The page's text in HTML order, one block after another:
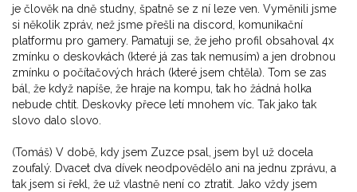
je člověk na dně studny, špatně se z ní leze ven. Vyměnili jsme
si několik zpráv, než jsme přešli na discord, komunikační
platformu pro gamery. Pamatuji se, že jeho profil obsahoval 4x
zmínku o deskovkách (které já zas tak nemusím) a jen drobnou
zmínku o počítačových hrách (které jsem chtěla). Tom se zas
bál, že když napíše, že hraje na kompu, tak ho žádná holka
nebude chtít. Deskovky přece letí mnohem víc. Tak jako tak
slovo dalo slovo.
(Tomáš) V době, kdy jsem Zuzce psal, jsem byl už docela
zoufalý. Dvacet dva dívek neodpovědělo ani na jednu zprávu, a
tak jsem si řekl, že už vlastně není co ztratit. Jako vždy jsem